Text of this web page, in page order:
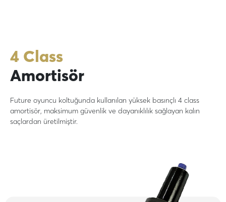
4 Class
Amortisör
Future oyuncu koltuğunda kullanılan yüksek basınçlı 4 class
amortisör, maksimum güvenlik ve dayanıklılık sağlayan kalın
saçlardan üretilmiştir.